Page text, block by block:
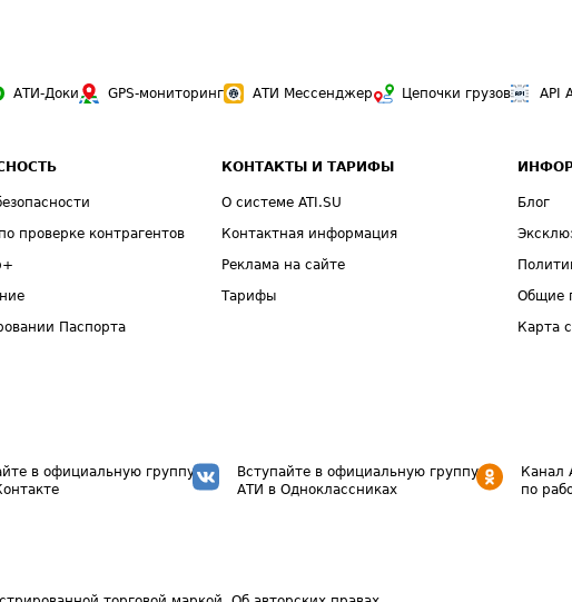
АТИ-Доки GPS-мониторинг АТИ Мессенджер Цепочки грузов API
проверке контрагентов
Паспорта
КОНТАКТЫ И ТАРИФЫ
О системе ATI.SU
Контактная информация
Реклама на сайте
Тарифы
Блог
Общие
Карта
в официальную группу
Вступайте в официальную группу
АТИ в Одноклассниках
Канал
по